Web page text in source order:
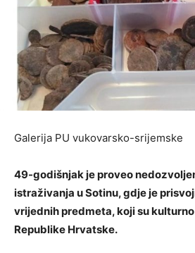
Galerija PU vukovarsko-srijemske
49-godišnjak je proveo
istraživanja u Sotinu, gdje je
vrijednih predmeta, koji su
Republike Hrvatske.